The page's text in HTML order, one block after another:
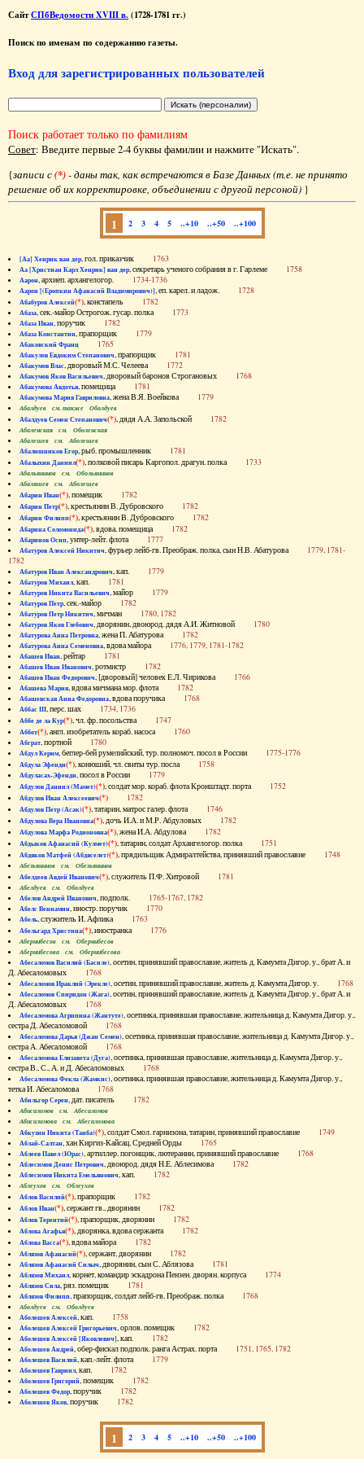
СайтСПбВедомости XVIII в. (1728-1781 гг.)
Поиск по именам по содержанию газеты.
Вход для зарегистрированных пользователей
Поиск работает только по фамилиям
Совет: Введите первые 2-4 буквы фамилии и нажмите "Искать".
{записи с(*)- даны так, как встречаются в Базе Данных (т.е. не принято
решение об их корректировке, объединении с другой персоной) }
1 2 3 4 5 ..+10 ..+50 ..+100
[Аа] Хенрик ван дер, гол. приказчик 1763
Аа [Христиан Карл Хенрик] ван дер, секретарь ученого собрания в г. Гарлеме 1758
Аарон, архиеп. архангелогор. 1734-1736
Аарон [(Еропкин Афанасий Владимирович)], еп. карел. и ладож. 1728
Абабуров Алексей(*), констапель 1782
Абаза, сек.-майор Острогож. гусар. полка 1773
Абаза Иван, поручик 1782
Абаза Константин, прапорщик 1779
Абаковский Франц 1765
Абакулов Евдоким Степанович, прапорщик 1781
Абакумов Влас, дворовый М.С. Челеева 1772
Абакумов Яков Васильевич, дворовый баронов Строгановых 1768
Абакумова Авдотья, помещица 1781
Абакумова Мария Гавриловна, жена В.Я. Воейкова 1779
Абалдуев см. также Оболдуев
Абалдуев Семен Степанович(*), дядя А.А. Запольской 1782
Абаленская см. Оболенская
Абалешев см. Аболешев
Абалишников Егор, рыб. промышленник 1781
Абалыхин Даниил(*), полковой писарь Каргопол. драгун. полка 1733
Абальянинов см. Обольянинов
Абаляшев см. Аболешев
Абарин Иван(*), помещик 1782
Абарин Петр(*), крестьянин В. Дубровского 1782
Абарин Филипп(*), крестьянин В. Дубровского 1782
Абарина Соломонида(*), вдова, помещица 1782
Абаринов Осип, унтер-лейт. флота 1777
Абатуров Алексей Никитич, фурьер лейб-гв. Преображ. полка, сын Н.В. Абатурова 1779, 1781-
1782
Абатуров Иван Александрович, кап. 1779
Абатуров Михаил, кап. 1781
Абатуров Никита Васильевич, майор 1779
Абатуров Петр, сек.-майор 1782
Абатуров Петр Никитич, мичман 1780, 1782
Абатуров Яков Глебович, дворянин, двоюрод. дядя А.И. Житновой 1780
Абатурова Анна Петровна, жена П. Абатурова 1782
Абатурова Анна Семеновна, вдова майора 1776, 1779, 1781-1782
Абашев Иван, рейтар 1781
Абашев Иван Иванович, ротмистр 1782
Абашев Иван Федорович, [дворовый] человек Е.Л. Чирикова 1766
Абашева Мария, вдова мичмана мор. флота 1782
Абашевская Анна Федоровна, вдова поручика 1768
Аббас III, перс. шах 1734, 1736
Аббе де ла Кур(*), чл. фр. посольства 1747
Аббот(*), англ. изобретатель кораб. насоса 1760
Абграт, портной 1780
Абдул Керим, беглер-бей румелийский, тур. полномоч. посол в России 1775-1776
Абдула Эфенди(*), конюший, чл. свиты тур. посла 1758
Абдуласах-Эфенди, посол в России 1779
Абдулов Даниил (Мамет)(*), солдат мор. кораб. флота Кронштадт. порта 1752
Абдулов Иван Алексеевич(*) 1782
Абдулов Петр (Асак)(*), татарин, матрос галер. флота 1746
Абдулова Вера Ивановна(*), дочь И.А. и М.Р. Абдуловых 1782
Абдулова Марфа Родионовна(*), жена И.А. Абдулова 1782
Абдыков Афанасий (Кулмет)(*), татарин, солдат Архангелогор. полка 1751
Абдяков Матфей (Абдяселет)(*), прядильщик Адмиралтейства, принявший православие 1748
Абезьянинов см. Обезьянинов
Абелдеев Авдей Иванович(*), служитель П.Ф. Хитровой 1781
Абелдуев см. Оболдуев
Абелов Андрей Иванович, подполк. 1765-1767, 1782
Абелс Вениамин, иностр. поручик 1770
Абель, служитель И. Афлика 1763
Абельгард Христина(*), иностранка 1776
Абернибесов см. Обернибесов
Абернибесова см. Обернибесова
Абесаломов Василий (Басиле), осетин, принявший православие, житель д. Камумта Дигор. у., брат А. и
Д. Абесаломовых 1768
Абесаломов Ираклий (Эрекле), осетин, принявший православие, житель д. Камумта Дигор. у. 1768
Абесаломов Спиридон (Жага), осетин, принявший православие, житель д. Камумта Дигор. у., брат А. и
Д. Абесаломовых 1768
Абесаломова Агрипина (Жантуте), осетинка, принявшая православие, жительница д. Камумта Дигор. у.,
сестра Д. Абесаломовой 1768
Абесаломова Дарья (Джан Семен), осетинка, принявшая православие, жительница д. Камумта Дигор. у.,
сестра А. Абесаломовой 1768
Абесаломова Елизавета (Дуга), осетинка, принявшая православие, жительница д. Камумта Дигор. у.,
сестра В., С., А. и Д. Абесаломовых 1768
Абесаломова Фекла (Жамкис), осетинка, принявшая православие, жительница д. Камумта Дигор. у.,
тетка И. Абесаломова 1768
Абильгор Серен, дат. писатель 1782
Абисаломов см. Абесаломов
Абисаломова см. Абесаломова
Абкузин Никита (Танба)(*), солдат Смол. гарнизона, татарин, принявший православие 1749
Аблай-Салтан, хан Киргиз-Кайсац. Средней Орды 1765
Аблеев Павел (Юрас), артиллер. погонщик, лютеранин, принявший православие 1768
Аблесимов Денис Петрович, двоюрод. дядя Н.Е. Аблесимова 1782
Аблесимов Никита Емельянович, кап. 1782
Аблеухов см. Облеухов
Аблов Василий(*), прапорщик 1782
Аблов Иван(*), сержант гв., дворянин 1782
Аблов Терентий(*), прапорщик, дворянин 1782
Аблова Агафья(*), дворянка, вдова сержанта 1782
Аблова Васса(*), вдова майора 1782
Аблязов Афанасий(*), сержант, дворянин 1782
Аблязов Афанасий Силыч, дворянин, сын С. Аблязова 1781
Аблязов Михаил, корнет, командир эскадрона Пензен. дворян. корпуса 1774
Аблязов Сила, ряз. помещик 1781
Аблязов Филипп, прапорщик, солдат лейб-гв. Преображ. полка 1768
Аболдуев см. Оболдуев
Аболешев Алексей, кап. 1758
Аболешев Алексей Григорьевич, орлов. помещик 1782
Аболешев Алексей [Яковлевич], кап. 1782
Аболешев Андрей, обер-фискал подполк. ранга Астрах. порта 1751, 1765, 1782
Аболешев Василий, кап.-лейт. флота 1779
Аболешев Гавриил, кап. 1782
Аболешев Григорий, помещик 1782
Аболешев Федор, поручик 1782
Аболешев Яков, поручик 1782
1 2 3 4 5 ..+10 ..+50 ..+100